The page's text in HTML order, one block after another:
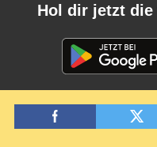
Hol dir jetzt die